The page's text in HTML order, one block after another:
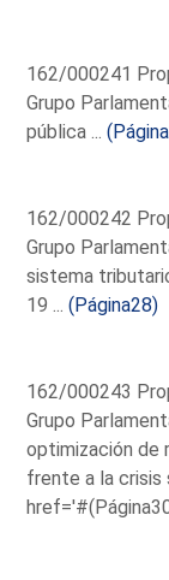
162/000241
Grupo
pública ...
162/000242
Grupo
sistema
19 ...(Página28)
162/000243
Grupo
optimización de
frente a la crisis